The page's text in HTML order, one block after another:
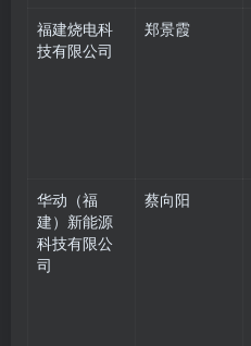
福建烧电科
技有限公司
郑景霞
华动（福
建）新能源
科技有限公
司
蔡向阳